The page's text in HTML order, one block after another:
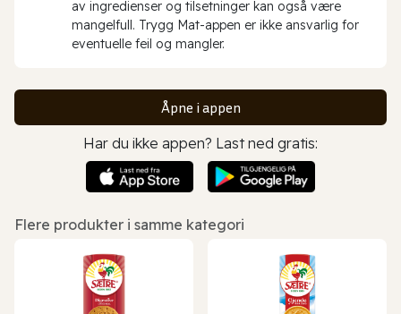
av ingredienser og tilsetninger kan også være
mangelfull. Trygg Mat-appen er ikke ansvarlig for
eventuelle feil og mangler.
Åpne i appen
Har du ikke appen? Last ned gratis:
Flere produkter i samme kategori